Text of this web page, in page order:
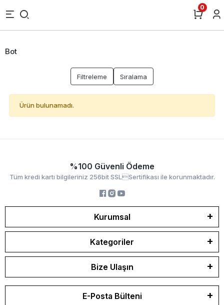
0
Bot
Filtreleme Sıralama
Ürün bulunamadı.
%100 Güvenli Ödeme
Tüm kredi kartı bilgileriniz 256bit SSLSertifikası ile korunmaktadır.
Kurumsal
Kategoriler
Bize Ulaşın
E-Posta Bülteni